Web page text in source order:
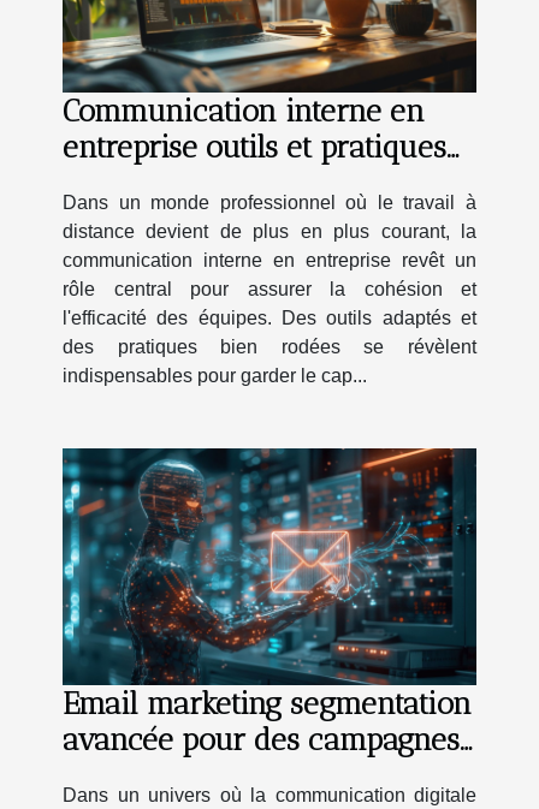
Communication interne en
entreprise outils et pratiques
Dans un monde professionnel où le travail à
distance devient de plus en plus courant, la
communication interne en entreprise revêt un
rôle central pour assurer la cohésion et
l'efficacité des équipes. Des outils adaptés et
des pratiques bien rodées se révèlent
indispensables pour garder le cap...
Email marketing segmentation
avancée pour des campagnes
Dans un univers où la communication digitale